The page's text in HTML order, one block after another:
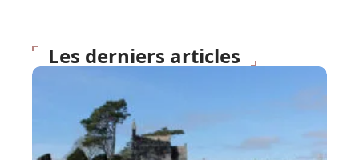
Les derniers articles